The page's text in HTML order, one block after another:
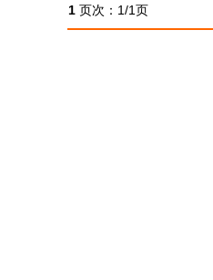
1 页次：1/1页